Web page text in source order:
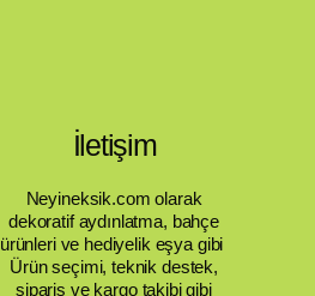
İletişim
Neyineksik.com olarak
dekoratif aydınlatma, bahçe
ürünleri ve hediyelik eşya gibi
Ürün seçimi, teknik destek,
sipariş ve kargo takibi gibi